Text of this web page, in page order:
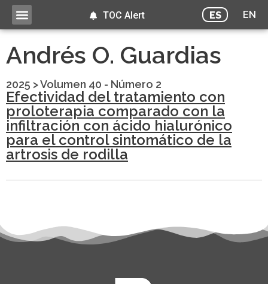
ES EN
TOC Alert
Andrés O. Guardias
2025 >Volumen 40 - Número 2
Efectividad del tratamiento con
proloterapia comparado con la
infiltración con ácido hialurónico
para el control sintomático de la
artrosis de rodilla